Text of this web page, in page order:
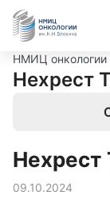
НМИЦ
Нехрест
Нехрест
09.10.2024